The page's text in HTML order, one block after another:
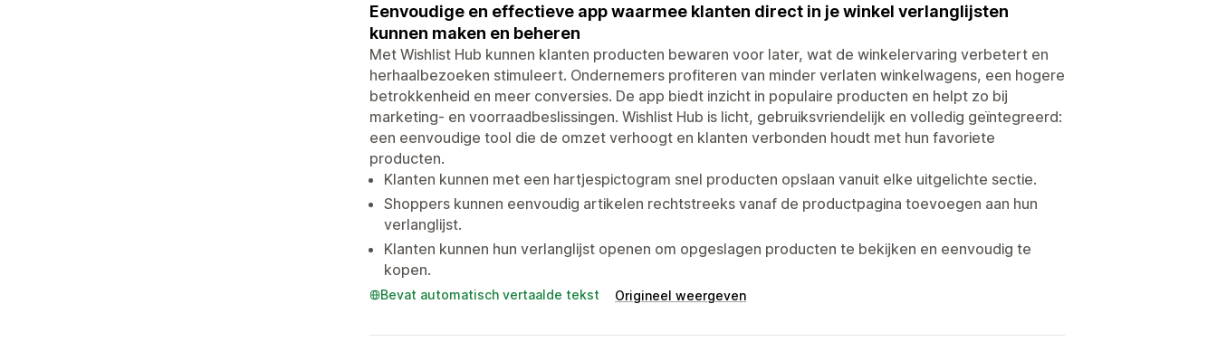
Eenvoudige en effectieve app waarmee klanten direct in je winkel verlanglijsten
kunnen maken en beheren
Met Wishlist Hub kunnen klanten producten bewaren voor later, wat de winkelervaring verbetert en
herhaalbezoeken stimuleert. Ondernemers profiteren van minder verlaten winkelwagens, een hogere
betrokkenheid en meer conversies. De app biedt inzicht in populaire producten en helpt zo bij
marketing- en voorraadbeslissingen. Wishlist Hub is licht, gebruiksvriendelijk en volledig geïntegreerd:
een eenvoudige tool die de omzet verhoogt en klanten verbonden houdt met hun favoriete
producten.
Klanten kunnen met een hartjespictogram snel producten opslaan vanuit elke uitgelichte sectie.
Shoppers kunnen eenvoudig artikelen rechtstreeks vanaf de productpagina toevoegen aan hun
verlanglijst.
Klanten kunnen hun verlanglijst openen om opgeslagen producten te bekijken en eenvoudig te
kopen.
Bevat automatisch vertaalde tekst Origineel weergeven